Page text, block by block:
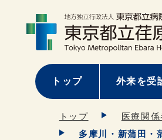
トップ 外来を受
トップ 医療関
多摩川・新蒲田・